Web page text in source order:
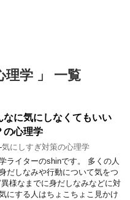
理学 」 一覧
なに気にしなくてもいい
の心理学
-気にしすぎ対策の心理学
ライターのshinです。 多くの人
だしなみや行動について気をつ
様なまでに身だしなみなどに対
にする人はちょこちょこ見かけ